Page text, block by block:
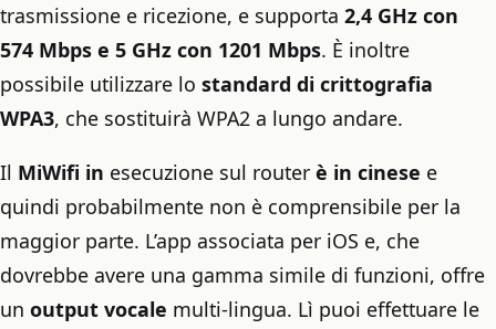
trasmissione e ricezione, e supporta 2,4 GHz con
574 Mbps e 5 GHz con 1201 Mbps. È inoltre
possibile utilizzare lo standard di crittografia
WPA3, che sostituirà WPA2 a lungo andare.
Il MiWifi in esecuzione sul router è in cinese e
quindi probabilmente non è comprensibile per la
maggior parte. L’app associata per iOS e, che
dovrebbe avere una gamma simile di funzioni, offre
un output vocale multi-lingua. Lì puoi effettuare le